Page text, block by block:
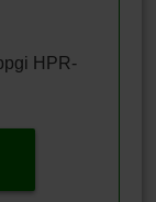
HPR-